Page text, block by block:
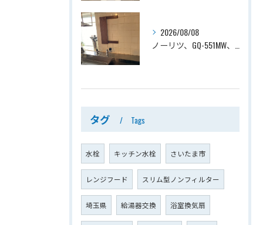
2026/08/08
タグ Tags
水栓 キッチン水栓 さいたま市
レンジフード スリム型ノンフィルター
埼玉県 給湯器交換 浴室換気扇